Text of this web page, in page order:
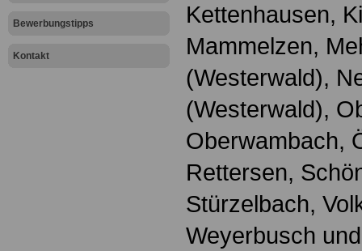
Bewerbungstipps
Kontakt
Kettenhausen,
Mammelzen,
(Westerwald),
(Westerwald),
Oberwambach,
Rettersen,
Stürzelbach,
Weyerbusch